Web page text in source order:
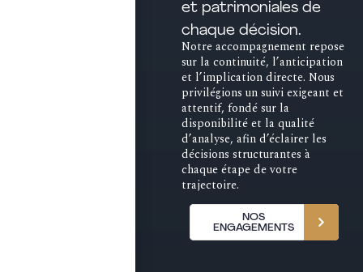
et patrimoniales de
chaque décision.
Notre accompagnement repose
sur la continuité, l’anticipation
et l’implication directe. Nous
privilégions un suivi exigeant et
attentif, fondé sur la
disponibilité et la qualité
d’analyse, afin d’éclairer les
décisions structurantes à
chaque étape de votre
trajectoire.
NOS
ENGAGEMENTS